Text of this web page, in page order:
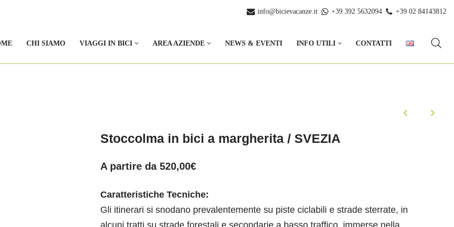
info@bicievacanze.it +39 392 5632094 +39 02 84143812
CHI SIAMO VIAGGI IN BICI AREA AZIENDE NEWS & EVENTI INFO UTILI CONTATTI
Stoccolma in bici a margherita / SVEZIA
A partire da 520,00€
Caratteristiche Tecniche:
Gli itinerari si snodano prevalentemente su piste ciclabili e strade sterrate, in